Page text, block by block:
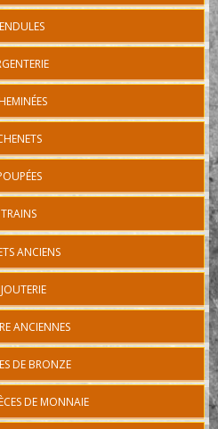
TRAINS
ANCIENS
ANCIENNES
DE BRONZE
DE MONNAIE